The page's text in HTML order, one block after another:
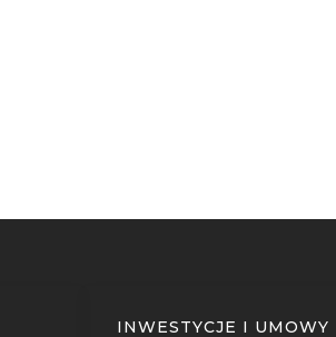
INWESTYCJE I UMOWY